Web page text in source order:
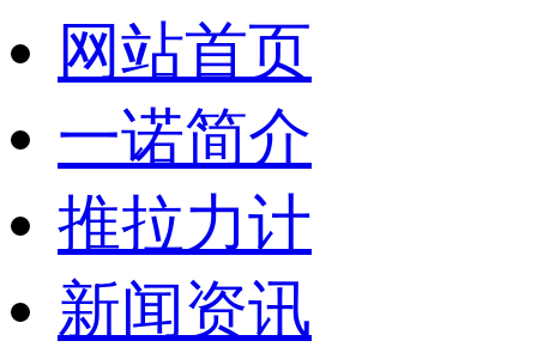
网站首页
一诺简介
推拉力计
新闻资讯